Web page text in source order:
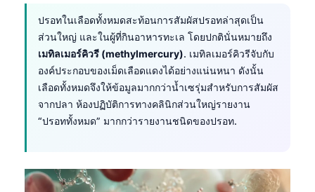
ปรอทในเลือดทั้งหมดสะท้อนการสัมผัสปรอทล่าสุดเป็น
ส่วนใหญ่ และในผู้ที่กินอาหารทะเล โดยปกตินั่นหมายถึง
เมทิลเมอร์คิวรี (methylmercury). เมทิลเมอร์คิวรีจับกับ
องค์ประกอบของเม็ดเลือดแดงได้อย่างแน่นหนา ดังนั้น
เลือดทั้งหมดจึงให้ข้อมูลมากกว่าน้ำเซรุ่มสำหรับการสัมผัส
จากปลา ห้องปฏิบัติการทางคลินิกส่วนใหญ่รายงาน
“ปรอททั้งหมด” มากกว่ารายงานชนิดของปรอท.